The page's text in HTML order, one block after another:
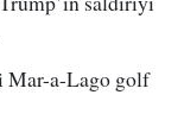
Mar-a-Lago golf